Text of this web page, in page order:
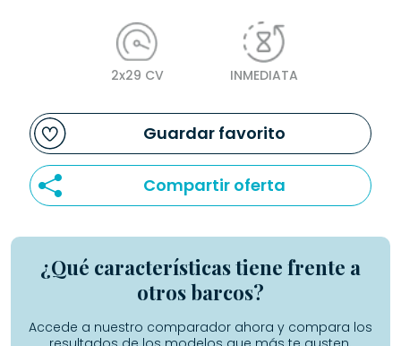
2x29 CV INMEDIATA
Guardar favorito
Compartir oferta
¿Qué características tiene frente a
otros barcos?
Accede a nuestro comparador ahora y compara los